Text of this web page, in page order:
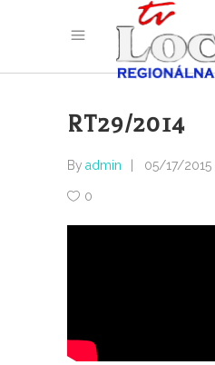
RT29/2014
By admin 05/17/2015
0